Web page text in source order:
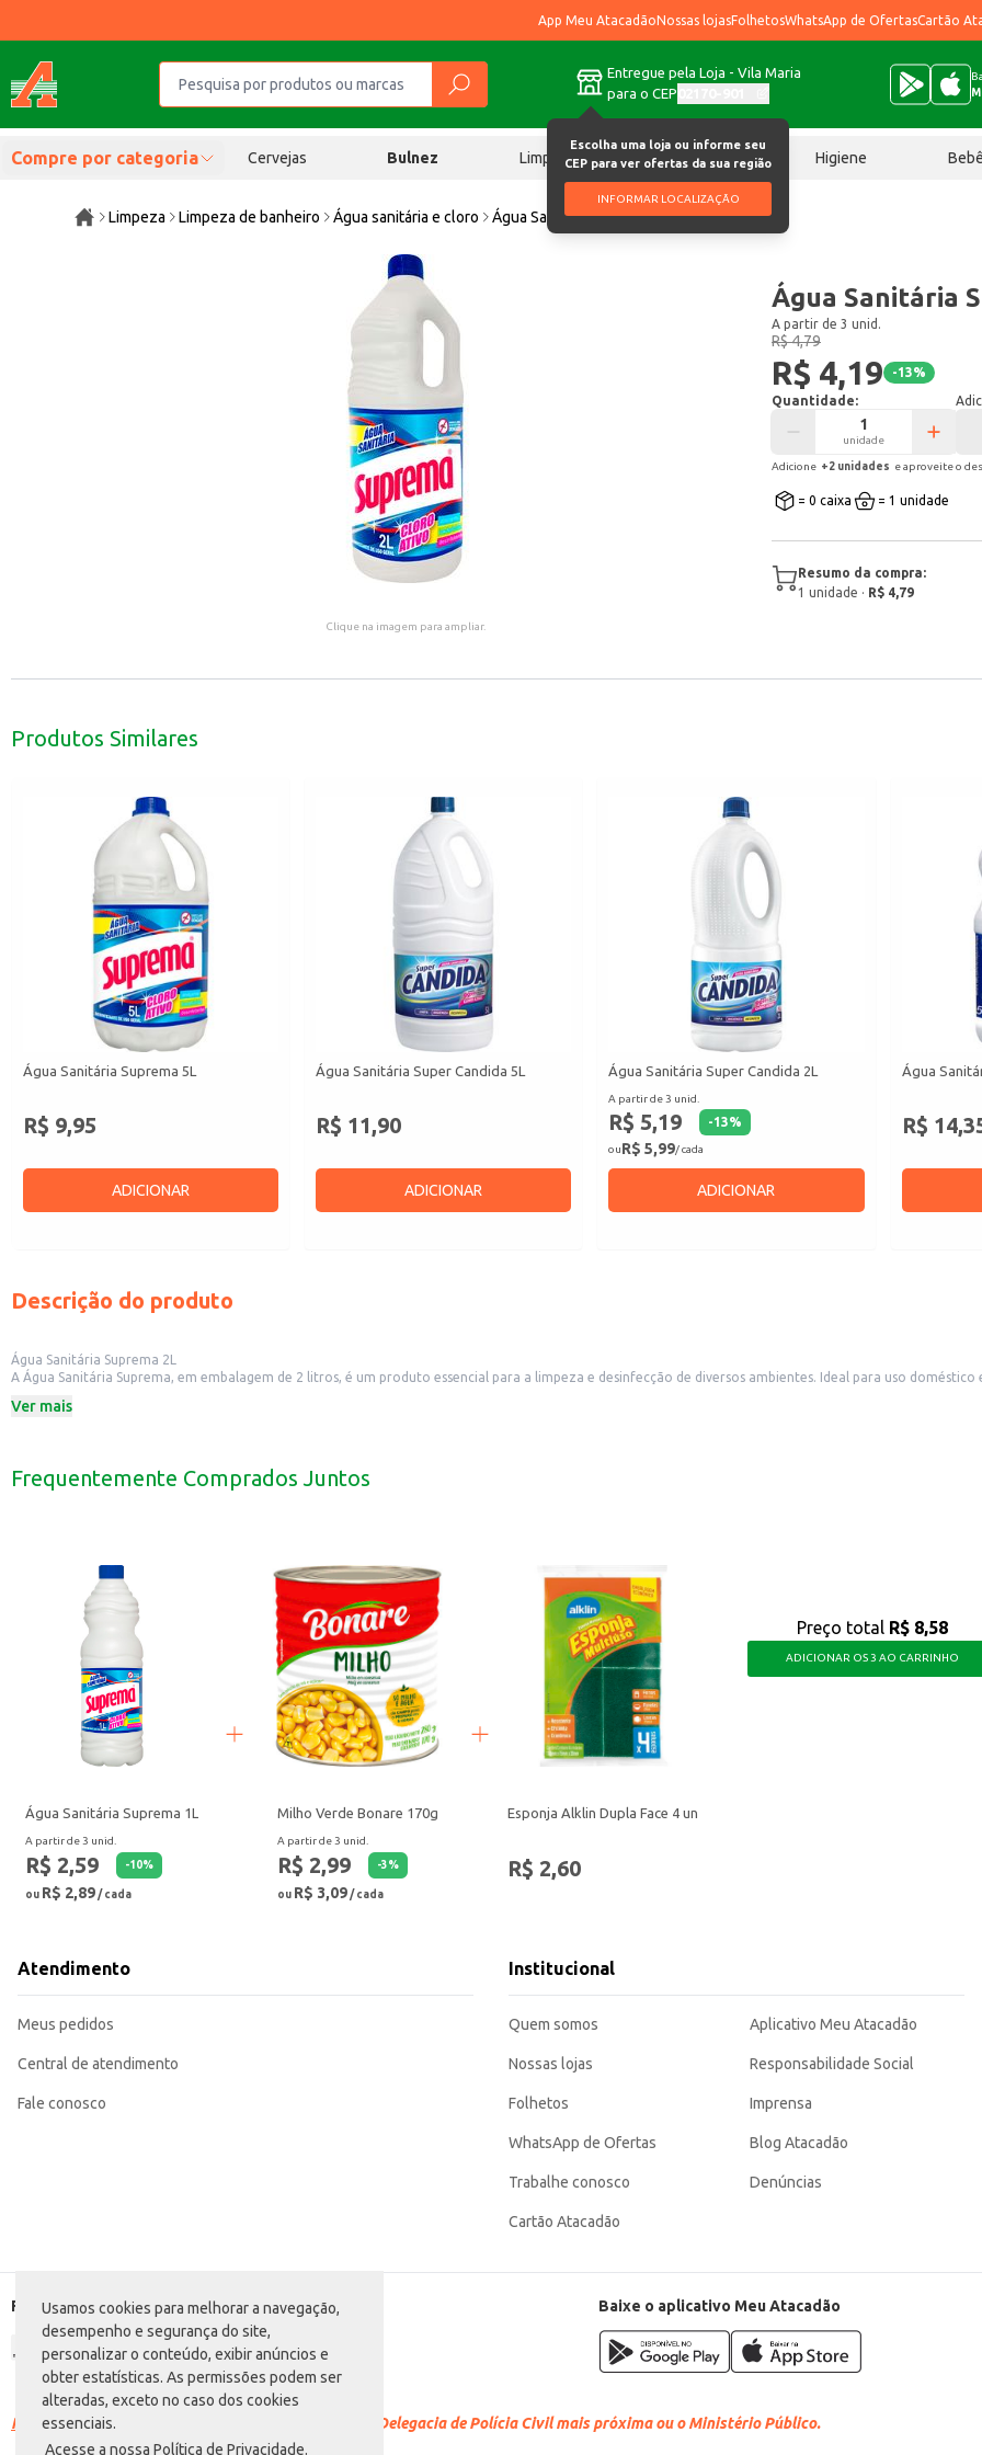
Usamos cookies para melhorar a navegação,
desempenho e segurança do site,
personalizar o conteúdo, exibir anúncios e
obter estatísticas. As permissões podem ser
alteradas, exceto no caso dos cookies
essenciais.
Acesse a nossa Política de Privacidade.
App Meu AtacadãoNossas lojasFolhetosWhatsApp de OfertasCartão
Entregue pela Loja - Vila Maria
para o CEP
Escolha uma loja ou informe seu
CEP para ver ofertas da sua região
INFORMAR LOCALIZAÇÃO
Compre por categoria Cervejas Bulnez Limpeza Chocolates Higiene
Limpeza Limpeza de banheiro Água sanitária e cloro Água Sanitária Suprema 2L
Clique na imagem para ampliar.
Água Sanitária
A partir de 3 unid.
R$ 4,79
R$ 4,19 -13%
Quantidade:
unidade
Adicione +2 unidades e aproveite o
= 0 caixa = 1 unidade
Resumo da compra:
1 unidade · R$ 4,79
Produtos Similares
Água Sanitária Suprema 5L
R$ 9,95
ADICIONAR
Água Sanitária Super Candida 5L
R$ 11,90
ADICIONAR
Água Sanitária Super Candida 2L
A partir de 3 unid.
R$ 5,19 -13%
ouR$ 5,99/ cada
ADICIONAR
Água
R$
Descrição do produto
Água Sanitária Suprema 2L
A Água Sanitária Suprema, em embalagem de 2 litros, é um produto essencial para a limpeza e desinfecção de diversos ambientes. Ideal para uso
Dicas de Uso:
A Água Sanitária Suprema 2L é uma escolha prática e eficiente para manter a limpeza e a higiene em sua casa ou estabelecimento, proporcionando um
Ver mais
Frequentemente Comprados Juntos
Água Sanitária Suprema 1L
A partir de 3 unid.
R$ 2,59 -10%
ou R$ 2,89/ cada
Milho Verde Bonare 170g
A partir de 3 unid.
R$ 2,99 -3%
ou R$ 3,09 / cada
Esponja Alklin Dupla Face 4 un
R$ 2,60
Preço total R$ 8,58
ADICIONAR OS 3 AO CARRINHO
Atendimento
Meus pedidos
Central de atendimento
Fale conosco
Institucional
Quem somos
Nossas lojas
Folhetos
WhatsApp de Ofertas
Trabalhe conosco
Cartão Atacadão
Aplicativo Meu Atacadão
Responsabilidade Social
Imprensa
Blog Atacadão
Denúncias
Formas de pagamento Baixe o aplicativo Meu Atacadão
Racismo é crime. Denuncie. Disque 100 ou procure a Delegacia de Polícia Civil mais próxima ou o Ministério Público.